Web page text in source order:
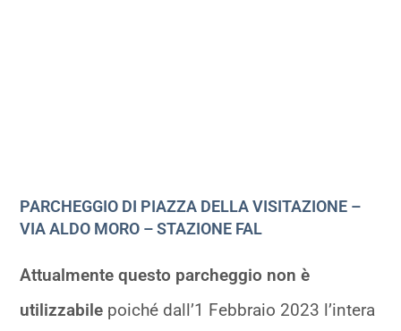
PARCHEGGIO DI PIAZZA DELLA VISITAZIONE –
VIA ALDO MORO – STAZIONE FAL
Attualmente questo parcheggio non è
utilizzabile poiché dall’1 Febbraio 2023 l’intera